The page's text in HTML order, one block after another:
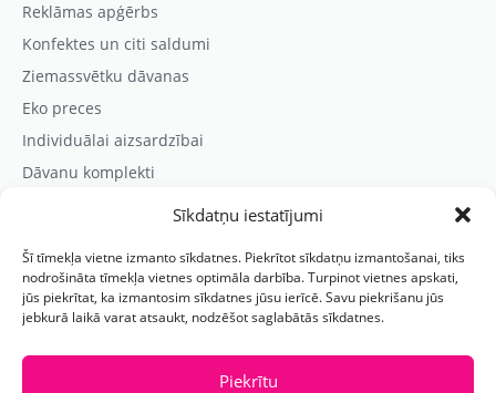
Sīkdatņu iestatījumi
Šī tīmekļa vietne izmanto sīkdatnes. Piekrītot sīkdatņu izmantošanai, tiks
nodrošināta tīmekļa vietnes optimāla darbība. Turpinot vietnes apskati,
jūs piekrītat, ka izmantosim sīkdatnes jūsu ierīcē. Savu piekrišanu jūs
jebkurā laikā varat atsaukt, nodzēšot saglabātās sīkdatnes.
Piekrītu
Reklāmas apģērbs
Konfektes un citi saldumi
Ziemassvētku dāvanas
Eko preces
Individuālai aizsardzībai
Dāvanu komplekti
Kontaktinformācija
Prezentreklāmas aģentūra “PARIS”
Reģ.nr.: 40103625328